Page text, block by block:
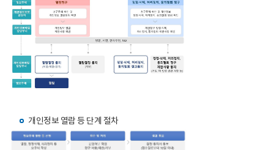
개인정보 열람 등 단계 절차